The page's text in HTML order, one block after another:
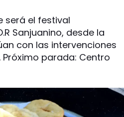
será el festival
Sanjuanino, desde la
con las intervenciones
parada: Centro